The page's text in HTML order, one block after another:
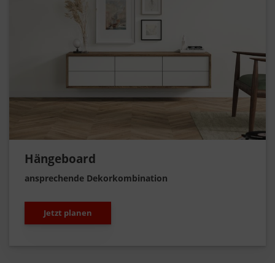
Hängeboard
ansprechende Dekorkombination
Jetzt planen